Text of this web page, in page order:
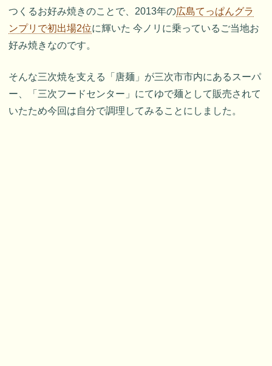
つくるお好み焼きのことで、2013年の広島てっぱんグラ
ンプリで初出場2位に輝いた 今ノリに乗っているご当地お
好み焼きなのです。
そんな三次焼を支える「唐麺」が三次市市内にあるスーパ
ー、「三次フードセンター」にてゆで麺として販売されて
いたため今回は自分で調理してみることにしました。